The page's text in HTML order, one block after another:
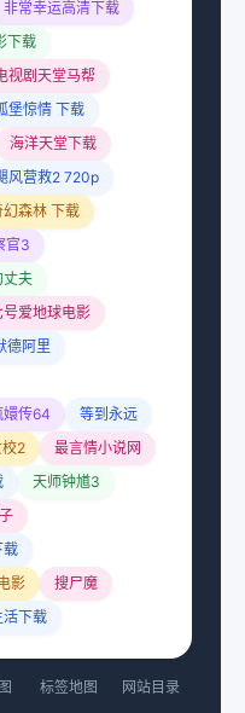
非常幸运高清下载
下载
视剧天堂马帮
堡惊情 下载
海洋天堂下载
风营救2 720p
幻森林 下载
官3
丈夫
号爱地球电影
德阿里
嬛传64
等到永远
2
最言情小说网
天师钟馗3
载
影
搜尸魔
活下载
标签地图 网站目录